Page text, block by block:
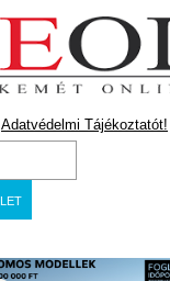
Adatvédelmi Tájékoztatót!